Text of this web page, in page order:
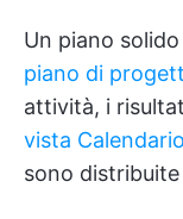
Un piano
piano di
attività, i
vista Calendario
sono